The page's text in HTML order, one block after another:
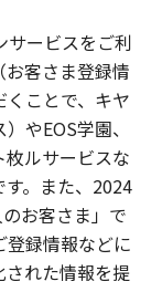
サービスをご利
客さま登録情
ことで、キヤ
やEOS学園、
ルサービスな
。また、2024
お客さま」で
録情報などに
れた情報を提